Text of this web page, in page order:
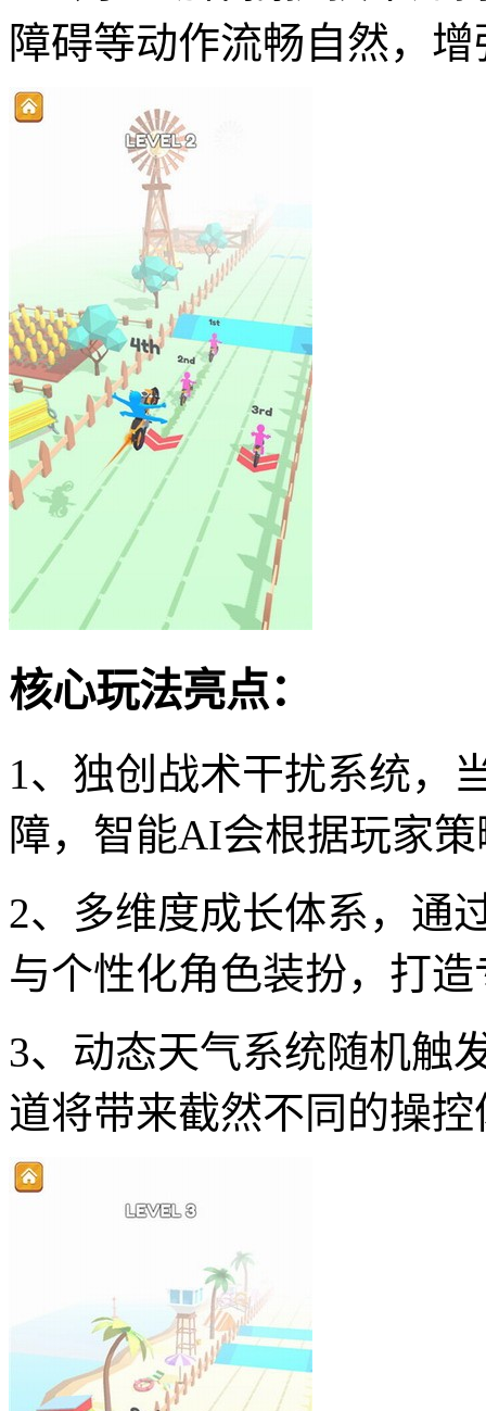
障碍等动作流畅自然，
核心玩法亮点：
1、独创战术干扰系统，
障，智能AI会根据玩家
2、多维度成长体系，通
与个性化角色装扮，打
3、动态天气系统随机触
道将带来截然不同的操控